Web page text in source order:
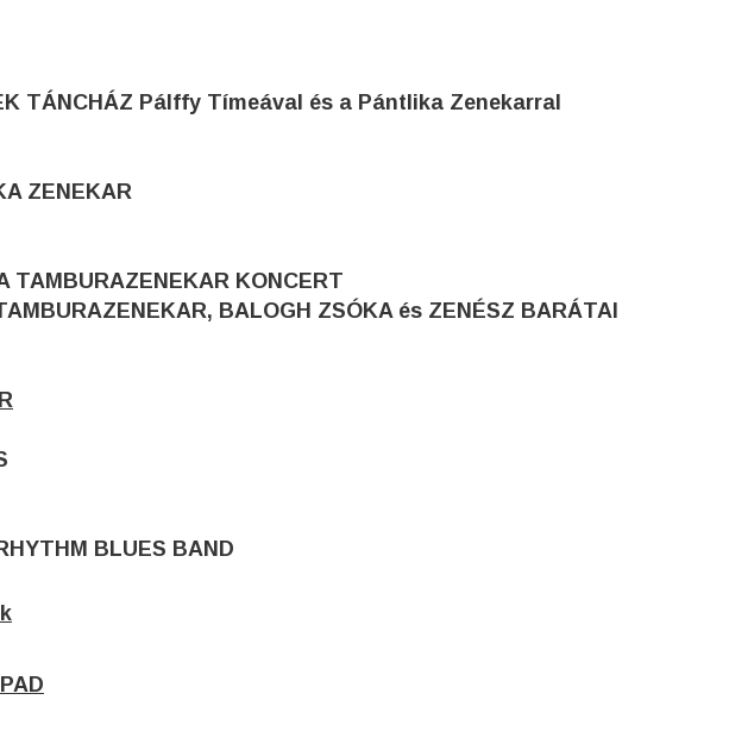
TÁNCHÁZ Pálffy Tímeával és a Pántlika Zenekarral
ZENEKAR
TAMBURAZENEKAR KONCERT
BALOGH ZSÓKA és ZENÉSZ BARÁTAI
BLUES BAND